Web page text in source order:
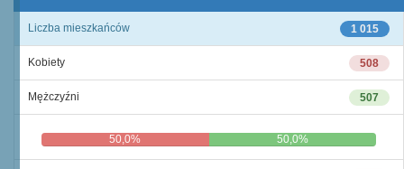
1 015
Liczba mieszkańców
508
Kobiety
507
Mężczyźni
50,0% 50,0%